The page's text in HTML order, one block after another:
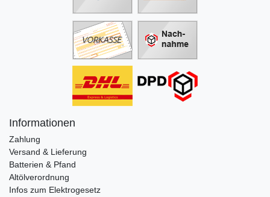
Informationen
Zahlung
Versand & Lieferung
Batterien & Pfand
Altölverordnung
Infos zum Elektrogesetz